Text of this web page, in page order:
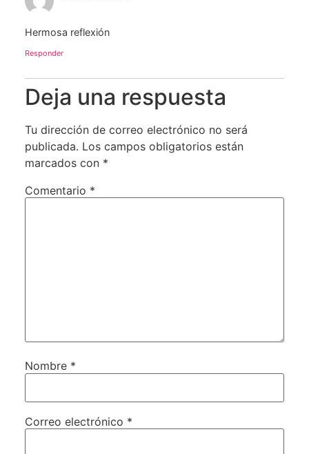
Hermosa reflexión
Responder
Deja una respuesta
Tu dirección de correo electrónico no será
publicada. Los campos obligatorios están
marcados con *
Comentario *
Nombre *
Correo electrónico *